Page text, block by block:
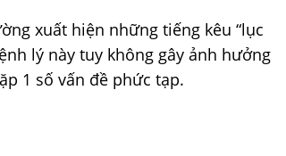
xuất hiện những tiếng kêu “lục
lý này tuy không gây ảnh hưởng
1 số vấn đề phức tạp.